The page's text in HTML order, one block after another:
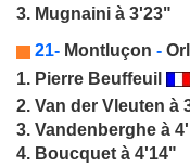
3. Mugnaini à 3'23"
21- Montluçon -
1. Pierre Beuffeuil
2. Van der Vleuten à
3. Vandenberghe à
4. Boucquet à 4'14"